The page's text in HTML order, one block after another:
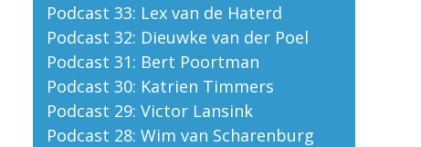
Podcast 33: Lex van de Haterd
Podcast 32: Dieuwke van der Poel
Podcast 31: Bert Poortman
Podcast 30: Katrien Timmers
Podcast 29: Victor Lansink
Podcast 28: Wim van Scharenburg